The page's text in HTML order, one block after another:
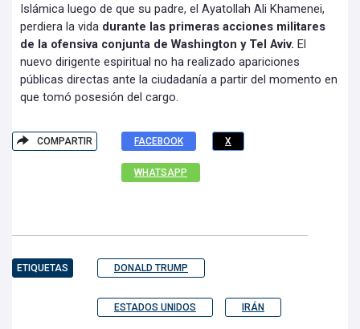
Islámica luego de que su padre, el Ayatollah Ali Khamenei,
perdiera la vida durante las primeras acciones militares
de la ofensiva conjunta de Washington y Tel Aviv. El
nuevo dirigente espiritual no ha realizado apariciones
públicas directas ante la ciudadanía a partir del momento en
que tomó posesión del cargo.
COMPARTIR FACEBOOK X
WHATSAPP
ETIQUETAS DONALD TRUMP
ESTADOS UNIDOS IRÁN